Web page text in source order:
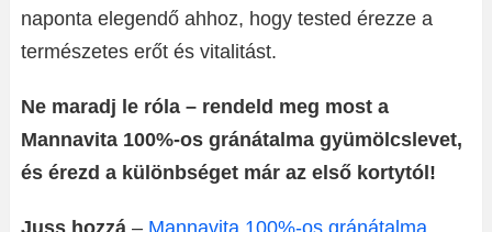
naponta elegendő ahhoz, hogy tested érezze a
természetes erőt és vitalitást.
Ne maradj le róla – rendeld meg most a
Mannavita 100%-os gránátalma gyümölcslevet,
és érezd a különbséget már az első kortytól!